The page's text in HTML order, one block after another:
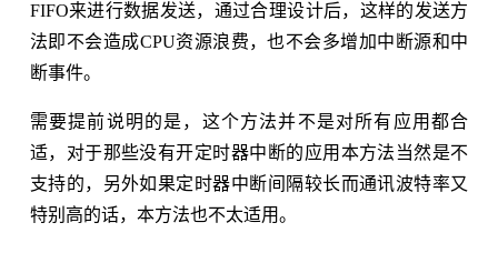
FIFO来进行数据发送，通过合理设计后，这样的发送方
法即不会造成CPU资源浪费，也不会多增加中断源和中
断事件。
需要提前说明的是，这个方法并不是对所有应用都合
适，对于那些没有开定时器中断的应用本方法当然是不
支持的，另外如果定时器中断间隔较长而通讯波特率又
特别高的话，本方法也不太适用。